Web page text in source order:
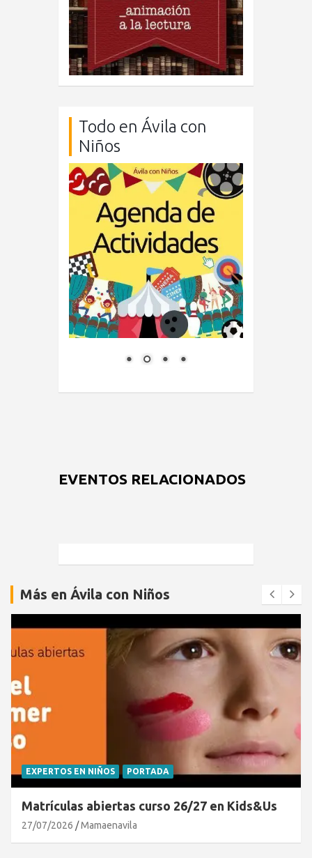
Todo en Ávila con
Niños
EVENTOS RELACIONADOS
Más en Ávila con Niños
EXPERTOS EN NIÑOS PORTADA
Matrículas abiertas curso 26/27 en Kids&Us
27/07/2026 Mamaenavila